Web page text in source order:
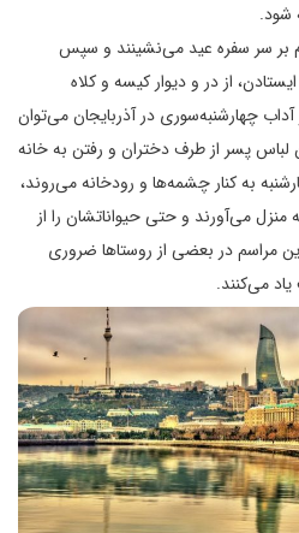
شود.
سر سفره عید می‌نشینند و سپس
از در و دیوار کیسه و کلاه
آداب چهارشنبه‌سوری در آذربایجان می‌توان
لباس پسر از طرف دختران و رفتن به خانه
به کنار چشمه‌ها و رودخانه می‌روند،
می‌آورند و حتی حیواناتشان را از
مراسم در بعضی از روستاها ضروری
می‌کنند.